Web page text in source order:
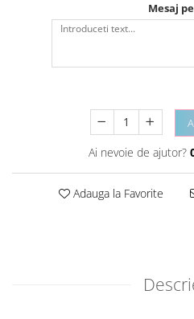
Mesaj
Ai nevoie de ajutor?
Adauga la Favorite